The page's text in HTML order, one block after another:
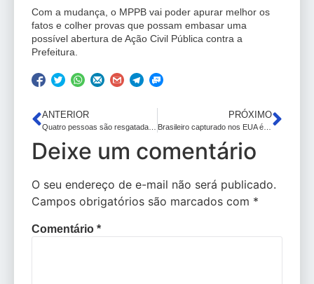
Com a mudança, o MPPB vai poder apurar melhor os
fatos e colher provas que possam embasar uma
possível abertura de Ação Civil Pública contra a
Prefeitura.
ANTERIOR PRÓXIMO
Brasileiro capturado nos EUA é levado para prisão de segurança máxima
Deixe um comentário
O seu endereço de e-mail não será publicado.
Campos obrigatórios são marcados com *
Comentário *